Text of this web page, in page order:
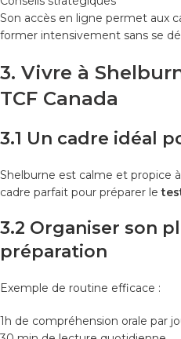
Son accès en ligne permet aux
former intensivement sans se
3. Vivre à
TCF Canada
3.1 Un cadre idéal
Shelburne est calme et propice
cadre parfait pour préparer le
3.2 Organiser son
préparation
Exemple de routine efficace :
1h de compréhension orale par